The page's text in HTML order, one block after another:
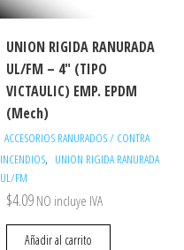
UNION RIGIDA RANURADA
UL/FM – 4″ (TIPO
VICTAULIC) EMP. EPDM
(Mech)
ACCESORIOS RANURADOS / CONTRA
INCENDIOS, UNION RIGIDA RANURADA
UL/FM
$4.09 NO incluye IVA
Añadir al carrito